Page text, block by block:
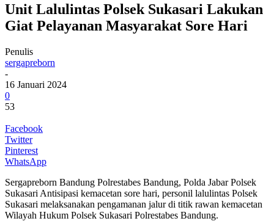
Unit Lalulintas Polsek Sukasari Lakukan
Giat Pelayanan Masyarakat Sore Hari
Penulis
sergapreborn
-
16 Januari 2024
0
53
Facebook
Twitter
Pinterest
WhatsApp
Sergapreborn Bandung Polrestabes Bandung, Polda Jabar Polsek
Sukasari Antisipasi kemacetan sore hari, personil lalulintas Polsek
Sukasari melaksanakan pengamanan jalur di titik rawan kemacetan
Wilayah Hukum Polsek Sukasari Polrestabes Bandung.